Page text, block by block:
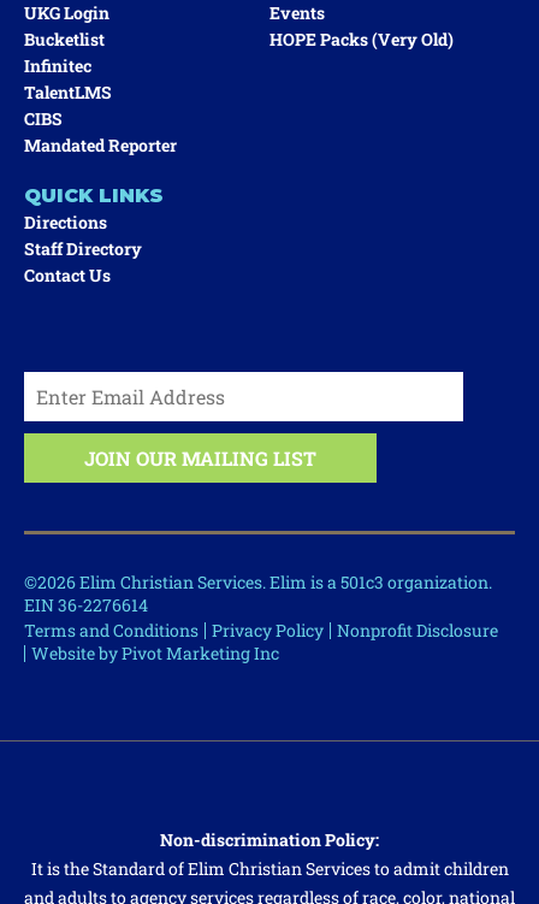
UKG Login
Bucketlist
Infinitec
TalentLMS
CIBS
Mandated Reporter
Events
HOPE Packs (very Old)
QUICK LINKS
Directions
Staff Directory
Contact Us
©2026 Elim Christian Services. Elim is a 501c3 organization.
EIN 36-2276614
Terms and Conditions Privacy Policy Nonprofit Disclosure
Website by Pivot Marketing Inc
Non-discrimination Policy:
It is the Standard of Elim Christian Services to admit children
and adults to agency services regardless of race, color, national